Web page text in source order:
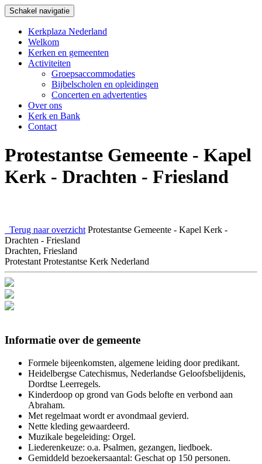
Schakel navigatie
Kerkplaza Nederland
Welkom
Kerken en gemeenten
Activiteiten
Groepsaccommodaties
Bijbelscholen en opleidingen
Concerten en advertenties
Over ons
Kerk en Bank
Contact
Protestantse Gemeente - Kapel
Kerk - Drachten - Friesland
Terug naar overzicht Protestantse Gemeente - Kapel Kerk -
Drachten - Friesland
Drachten, Friesland
Protestant Protestantse Kerk Nederland
Informatie over de gemeente
Formele bijeenkomsten, algemene leiding door predikant.
Heidelbergse Catechismus, Nederlandse Geloofsbelijdenis,
Dordtse Leerregels.
Kinderdoop op grond van Gods belofte en verbond aan
Abraham.
Met regelmaat wordt er avondmaal gevierd.
Nette kleding gewaardeerd.
Muzikale begeleiding: Orgel.
Liederenkeuze: o.a. Psalmen, gezangen, liedboek.
Gemiddeld bezoekersaantal: Geschat op 150 personen.